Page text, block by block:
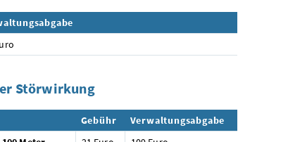
Störwirkung
Gebühr
Verwaltungsabgabe